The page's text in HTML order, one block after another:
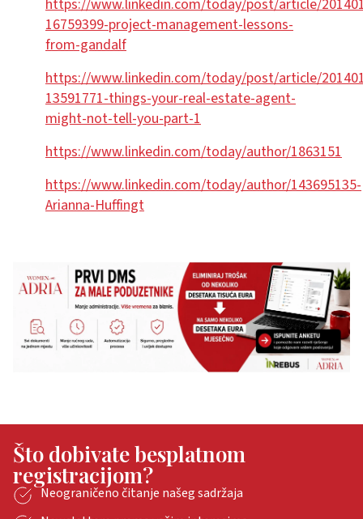
https://www.linkedin.com/today/post/article/
16759399-project-management-lessons-
from-gandalf
https://www.linkedin.com/today/post/article/
13591771-things-your-real-estate-agent-
might-not-tell-you-part-1
https://www.linkedin.com/today/author/1863151
https://www.linkedin.com/today/author/143695135-
Arianna-Huffingt
Što dobivate besplatnom
registracijom?
Neograničeno čitanje našeg sadržaja